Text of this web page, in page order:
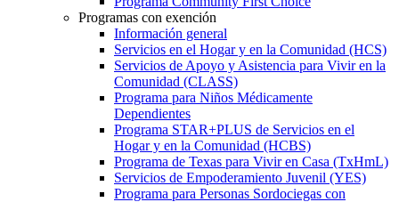
Programas con exención
Información general
Servicios en el Hogar y en la Comunidad (HCS)
Servicios de Apoyo y Asistencia para Vivir en la
Comunidad (CLASS)
Programa para Niños Médicamente
Dependientes
Programa STAR+PLUS de Servicios en el
Hogar y en la Comunidad (HCBS)
Programa de Texas para Vivir en Casa (TxHmL)
Servicios de Empoderamiento Juvenil (YES)
Programa para Personas Sordociegas con